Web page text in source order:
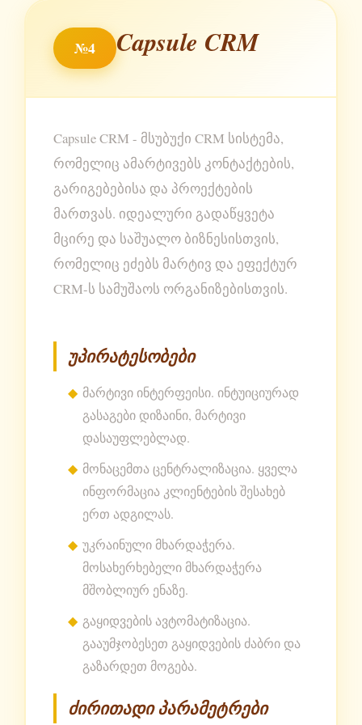
№4 Capsule CRM
Capsule CRM - მსუბუქი CRM სისტემა,
რომელიც ამარტივებს კონტაქტების,
გარიგებებისა და პროექტების
მართვას. იდეალური გადაწყვეტა
მცირე და საშუალო ბიზნესისთვის,
რომელიც ეძებს მარტივ და ეფექტურ
CRM-ს სამუშაოს ორგანიზებისთვის.
უპირატესობები
მარტივი ინტერფეისი. ინტუიციურად
გასაგები დიზაინი, მარტივი
დასაუფლებლად.
მონაცემთა ცენტრალიზაცია. ყველა
ინფორმაცია კლიენტების შესახებ
ერთ ადგილას.
უკრაინული მხარდაჭერა.
მოსახერხებელი მხარდაჭერა
მშობლიურ ენაზე.
გაყიდვების ავტომატიზაცია.
გააუმჯობესეთ გაყიდვების ძაბრი და
გაზარდეთ მოგება.
ძირითადი პარამეტრები